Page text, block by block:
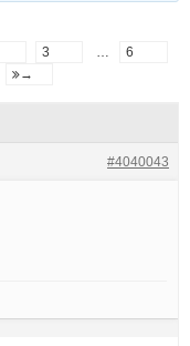
3
6
→
#4040043